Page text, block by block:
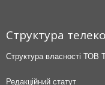
Структура
Структура власності ТОВ
Редакційний статут